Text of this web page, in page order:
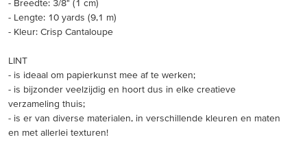
- Breedte: 3/8" (1 cm)
- Lengte: 10 yards (9,1 m)
- Kleur: Crisp Cantaloupe
LINT
- is ideaal om papierkunst mee af te werken;
- is bijzonder veelzijdig en hoort dus in elke creatieve
verzameling thuis;
- is er van diverse materialen, in verschillende kleuren en maten
en met allerlei texturen!